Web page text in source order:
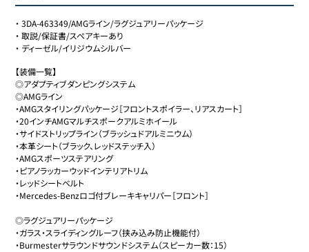
・3DA-463349/AMGライン/ラグジュアリーパッケージ
・取説/保証書/スペアキーあり
・ ディーゼル/イリジウムシルバー
【装備一覧】
◎アダプティブダンピングシステム
◎AMGライン
・AMGスタイリングパッケージ［フロントスポイラー、リアスカート］
・20インチAMGマルチスポークアルミホイール
・サイドストリップライン（ブラッシュドアルミニウム）
・本革シート（ブラック、レッドステッチ入）
・AMGスポーツステアリング
・ピアノラッカーウッドインテリアトリム
・レッドシートベルト
・Mercedes-Benzロゴ付ブレーキキャリパー［フロント］
◎ラグジュアリーパッケージ
・ガラス・スライディングルーフ（挟み込み防止機能付）
・Burmesterサラウンドサウンドシステム（スピーカー数：15）